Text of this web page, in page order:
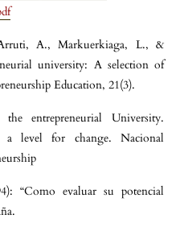
A., Markuerkiaga, L., &
university: A selection of
Education, 21(3).
entrepreneurial University.
a level for change. Nacional
“Como evaluar su potencial